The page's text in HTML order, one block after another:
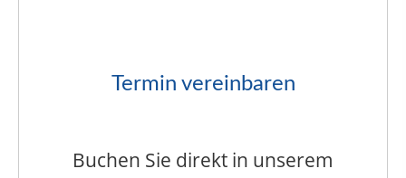
Termin vereinbaren
Buchen Sie direkt in unserem